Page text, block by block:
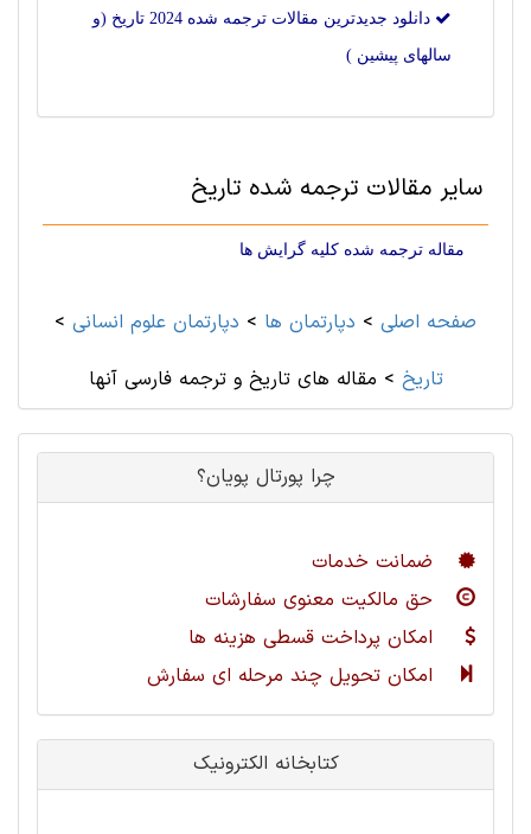
دانلود جدیدترین مقالات ترجمه شده 2024 تاريخ (و
سالهای پیشین )
سایر مقالات ترجمه شده تاريخ
مقاله ترجمه شده کلیه گرایش ها
صفحه اصلی > دپارتمان ها > دپارتمان علوم انسانی >
تاريخ > مقاله های تاريخ و ترجمه فارسی آنها
چرا پورتال پویان؟
ضمانت خدمات
حق مالکیت معنوی سفارشات
امکان پرداخت قسطی هزینه ها
امکان تحویل چند مرحله ای سفارش
کتابخانه الکترونیک